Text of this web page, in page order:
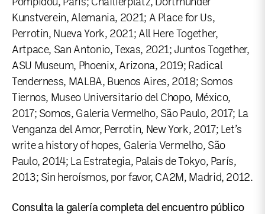
Kunstverein, Alemania, 2021; A Place for Us,
Perrotin, Nueva York, 2021; All Here Together,
Artpace, San Antonio, Texas, 2021; Juntos Together,
ASU Museum, Phoenix, Arizona, 2019; Radical
Tenderness, MALBA, Buenos Aires, 2018; Somos
Tiernos, Museo Universitario del Chopo, México,
2017; Somos, Galeria Vermelho, São Paulo, 2017; La
Venganza del Amor, Perrotin, New York, 2017; Let’s
write a history of hopes, Galeria Vermelho, São
Paulo, 2014; La Estrategia, Palais de Tokyo, París,
2013; Sin heroísmos, por favor, CA2M, Madrid, 2012.
Consulta la galería completa del encuentro público